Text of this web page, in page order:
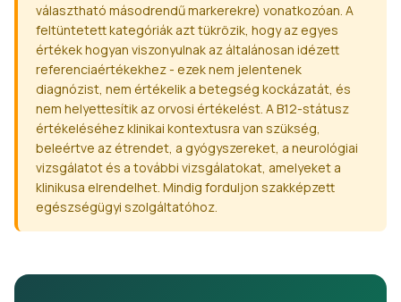
választható másodrendű markerekre) vonatkozóan. A
feltüntetett kategóriák azt tükrözik, hogy az egyes
értékek hogyan viszonyulnak az általánosan idézett
referenciaértékekhez - ezek nem jelentenek
diagnózist, nem értékelik a betegség kockázatát, és
nem helyettesítik az orvosi értékelést. A B12-státusz
értékeléséhez klinikai kontextusra van szükség,
beleértve az étrendet, a gyógyszereket, a neurológiai
vizsgálatot és a további vizsgálatokat, amelyeket a
klinikusa elrendelhet. Mindig forduljon szakképzett
egészségügyi szolgáltatóhoz.